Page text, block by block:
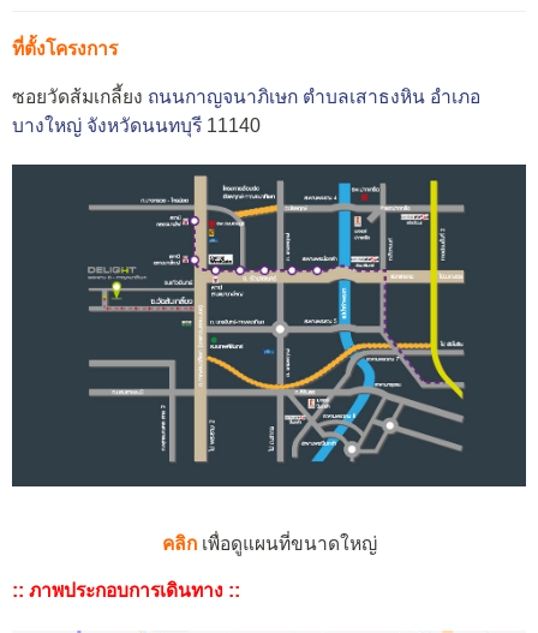
ที่ตั้งโครงการ
ซอยวัดส้มเกลี้ยง ถนนกาญจนาภิเษก ตำบลเสาธงหิน อำเภอ
บางใหญ่ จังหวัดนนทบุรี 11140
คลิก เพื่อดูแผนที่ขนาดใหญ่
:: ภาพประกอบการเดินทาง ::